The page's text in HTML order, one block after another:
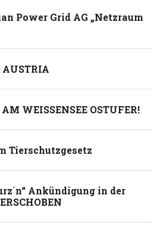
Power Grid AG „Netzraum
WEISSENSEE OSTUFER!
Tierschutzgesetz
Ankündigung in der